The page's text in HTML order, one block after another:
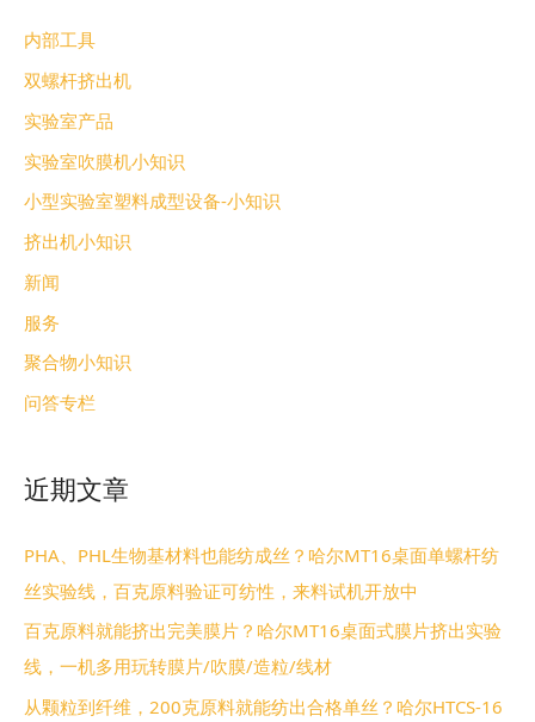
内部工具
双螺杆挤出机
实验室产品
实验室吹膜机小知识
小型实验室塑料成型设备-小知识
挤出机小知识
新闻
服务
聚合物小知识
问答专栏
近期文章
PHA、PHL生物基材料也能纺成丝？哈尔MT16桌面单螺杆纺
丝实验线，百克原料验证可纺性，来料试机开放中
百克原料就能挤出完美膜片？哈尔MT16桌面式膜片挤出实验
线，一机多用玩转膜片/吹膜/造粒/线材
从颗粒到纤维，200克原料就能纺出合格单丝？哈尔HTCS-16